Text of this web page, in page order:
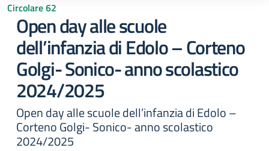
Circolare 62
Open day alle scuole
dell’infanzia di Edolo – Corteno
Golgi- Sonico- anno scolastico
2024/2025
Open day alle scuole dell’infanzia di Edolo –
Corteno Golgi- Sonico- anno scolastico
2024/2025